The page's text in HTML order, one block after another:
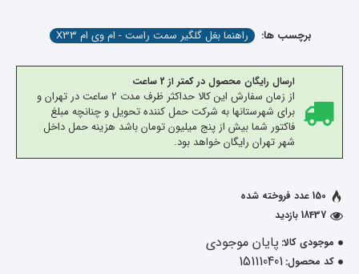
برچسب ها: راهنما بغل گلگیر سمت راست - ام وی ام X33
ارسال رایگان محصول در کمتر از 2 ساعت
از زمان سفارش این کالا حداکثر ظرف مدت 2 ساعت در تهران و
برای شهرستانها به شرکت حمل کننده تحویل و چنانچه مبلغ
فاکتور شما بیش از پنج میلیون تومان باشد هزینه حمل داخل
شهر تهران رایگان خواهد بود.
موجودی کالا: پایان موجودی
کد محصول: 151110401
150 عدد فروخته شده
18437 بازدید